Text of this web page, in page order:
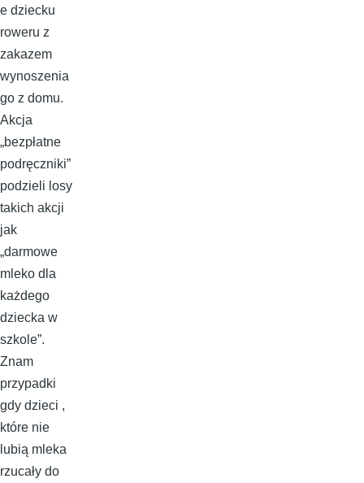
e dziecku
roweru z
zakazem
wynoszenia
go z domu.
Akcja
„bezpłatne
podręczniki”
podzieli losy
takich akcji
jak
„darmowe
mleko dla
każdego
dziecka w
szkole”.
Znam
przypadki
gdy dzieci ,
które nie
lubią mleka
rzucały do